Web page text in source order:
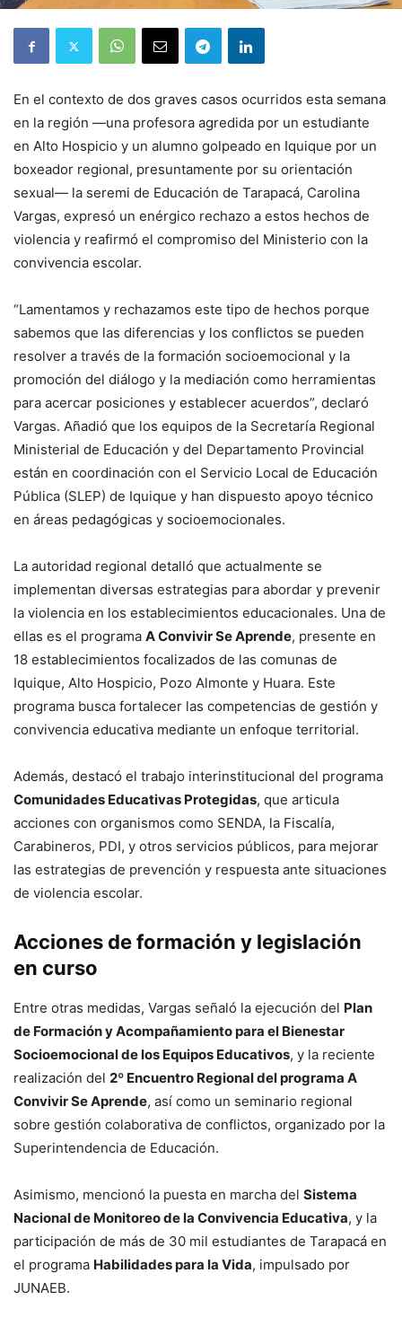
En el contexto de dos graves casos ocurridos esta semana
en la región —una profesora agredida por un estudiante
en Alto Hospicio y un alumno golpeado en Iquique por un
boxeador regional, presuntamente por su orientación
sexual— la seremi de Educación de Tarapacá, Carolina
Vargas, expresó un enérgico rechazo a estos hechos de
violencia y reafirmó el compromiso del Ministerio con la
convivencia escolar.
“Lamentamos y rechazamos este tipo de hechos porque
sabemos que las diferencias y los conflictos se pueden
resolver a través de la formación socioemocional y la
promoción del diálogo y la mediación como herramientas
para acercar posiciones y establecer acuerdos”, declaró
Vargas. Añadió que los equipos de la Secretaría Regional
Ministerial de Educación y del Departamento Provincial
están en coordinación con el Servicio Local de Educación
Pública (SLEP) de Iquique y han dispuesto apoyo técnico
en áreas pedagógicas y socioemocionales.
La autoridad regional detalló que actualmente se
implementan diversas estrategias para abordar y prevenir
la violencia en los establecimientos educacionales. Una de
ellas es el programa A Convivir Se Aprende, presente en
18 establecimientos focalizados de las comunas de
Iquique, Alto Hospicio, Pozo Almonte y Huara. Este
programa busca fortalecer las competencias de gestión y
convivencia educativa mediante un enfoque territorial.
Además, destacó el trabajo interinstitucional del programa
Comunidades Educativas Protegidas, que articula
acciones con organismos como SENDA, la Fiscalía,
Carabineros, PDI, y otros servicios públicos, para mejorar
las estrategias de prevención y respuesta ante situaciones
de violencia escolar.
Acciones de formación y legislación
en curso
Entre otras medidas, Vargas señaló la ejecución del Plan
de Formación y Acompañamiento para el Bienestar
Socioemocional de los Equipos Educativos, y la reciente
realización del 2º Encuentro Regional del programa A
Convivir Se Aprende, así como un seminario regional
sobre gestión colaborativa de conflictos, organizado por la
Superintendencia de Educación.
Asimismo, mencionó la puesta en marcha del Sistema
Nacional de Monitoreo de la Convivencia Educativa, y la
participación de más de 30 mil estudiantes de Tarapacá en
el programa Habilidades para la Vida, impulsado por
JUNAEB.